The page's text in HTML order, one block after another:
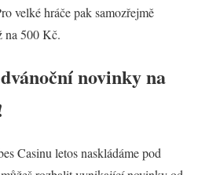
velké hráče pak samozřejmě
na 500 Kč.
novinky na
Casinu letos naskládáme pod